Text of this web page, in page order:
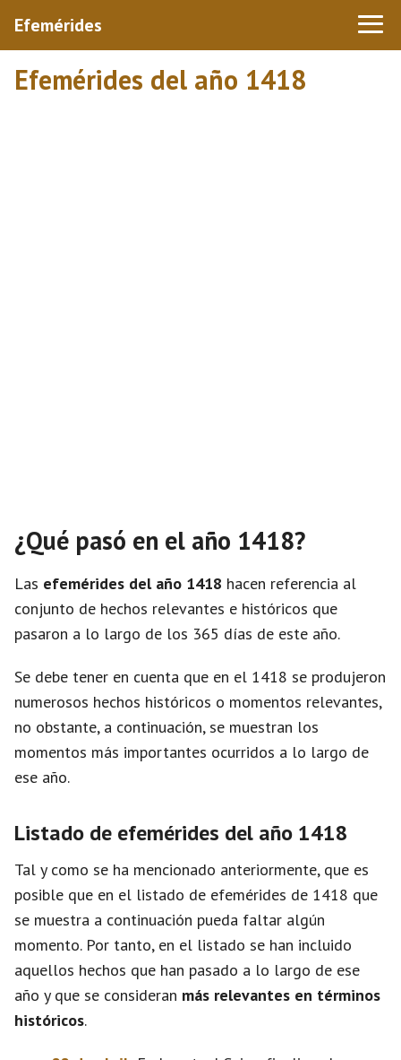
Efemérides
Efemérides del año 1418
¿Qué pasó en el año 1418?
Las efemérides del año 1418 hacen referencia al
conjunto de hechos relevantes e históricos que
pasaron a lo largo de los 365 días de este año.
Se debe tener en cuenta que en el 1418 se produjeron
numerosos hechos históricos o momentos relevantes,
no obstante, a continuación, se muestran los
momentos más importantes ocurridos a lo largo de
ese año.
Listado de efemérides del año 1418
Tal y como se ha mencionado anteriormente, que es
posible que en el listado de efemérides de 1418 que
se muestra a continuación pueda faltar algún
momento. Por tanto, en el listado se han incluido
aquellos hechos que han pasado a lo largo de ese
año y que se consideran más relevantes en términos
históricos.